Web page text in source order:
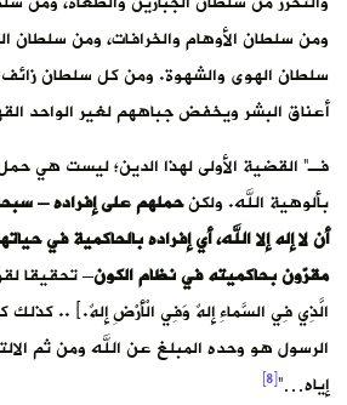
ومن سلطان الأوهام والخرافات، ومن سلطان
سلطان الهوى والشهوة. ومن كل سلطان زائف
أعناق البشر ويخفض جباههم لغير الواحد
فـ” القضية الأولى لهذا الدين؛ ليست هي
بألوهية الله. ولكنحملهم على إفراده –
أن لا إله إلا الله، أي إفراده بالحاكمية في
مقرّون بحاكميته في نظام الكون– تحقيقا
الَّذِي فِي السَّماءِ إِلهٌ وَفِي الْأَرْضِ إِلهٌ.﴾ ..
الرسول هو وحده المبلغ عن الله ومن ثم
إياه…”[8]